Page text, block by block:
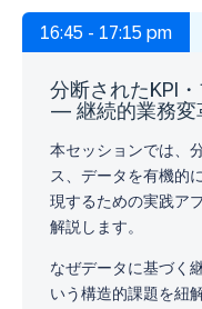
16:45 - 17:15 pm
分断されたKPI
― 継続的業務変
本セッションでは、
ス、データを有機的
現するための実践ア
解説します。
なぜデータに基づく
いう構造的課題を紐